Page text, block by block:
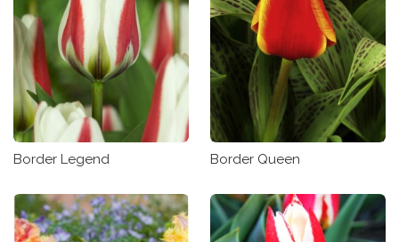
Border Legend Border Queen